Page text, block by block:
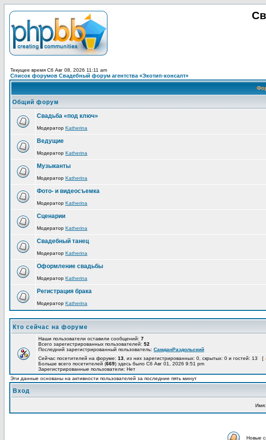
Текущее время Сб Авг 08, 2026 11:11 am
Список форумов Свадебный форум агентства «Экотип-консалт»
Общий форум
Свадьба «под ключ»
Модератор Katherina
Ведущие
Модератор Katherina
Музыканты
Модератор Katherina
Фото- и видеосъемка
Модератор Katherina
Сценарии
Модератор Katherina
Свадебный танец
Модератор Katherina
Оформление свадьбы
Модератор Katherina
Регистрация брака
Модератор Katherina
Кто сейчас на форуме
Наши пользователи оставили сообщений: 7
Всего зарегистрированных пользователей: 52
Последний зарегистрированный пользователь: СамданРаздольский
Сейчас посетителей на форуме: 13 , из них зарегистрированных: 0, скрытых: 0 и гостей: 13 [
Больше всего посетителей (669) здесь было Сб Авг 01, 2026 9:51 pm
Зарегистрированные пользователи: Нет
Эти данные основаны на активности пользователей за последние пять минут
Вход
Имя:
Новые